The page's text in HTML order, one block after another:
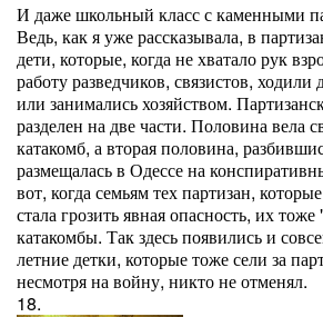
И даже школьный класс с каменными
Ведь, как я уже рассказывала, в
дети, которые, когда не хватало рук
работу разведчиков, связистов,
или занимались хозяйством.
разделен на две части. Половина вела
катакомб, а вторая половина,
размещалась в Одессе на
вот, когда семьям тех партизан,
стала грозить явная опасность, их
катакомбы. Так здесь появились и
летние детки, которые тоже сели за
несмотря на войну, никто не отменял.
18.